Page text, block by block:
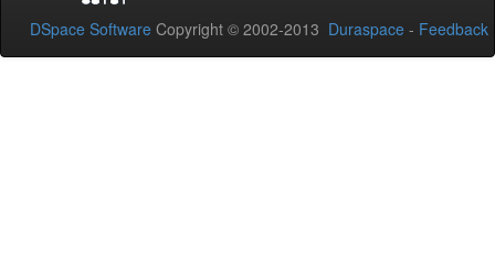
DSpace Software Copyright © 2002-2013 Duraspace - Feedback